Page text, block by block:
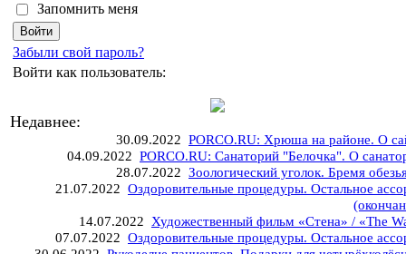
Запомнить меня
Забыли свой пароль?
Войти как пользователь:
Недавнее:
30.09.2022 PORCO.RU: Хрюша на районе. О
04.09.2022 PORCO.RU: Санаторий "Белочка". О
28.07.2022 Зоологический уголок. Бремя
21.07.2022 Оздоровительные процедуры. Остальное
14.07.2022 Художественный фильм «Стена» / «The
07.07.2022 Оздоровительные процедуры. Остальное